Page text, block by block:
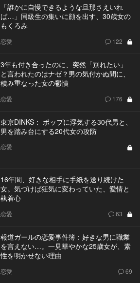
「誰かに自慢できるような旦那さえいれ
ば…」同級生の集いに顔を出す、30歳女の
もくろみ
恋愛 122
3年も付き合ったのに、突然「別れたい」
と言われたのはナゼ？男の気付かぬ間に、
積み重なった女の鬱憤
恋愛 176
東京DINKS： ポップに浮気する30代男と、
男を踏み台にする20代女の攻防
恋愛
16年間、好きな相手に手紙を送り続けた
女。気づけば狂気に変わっていた、愛情と
執着心
恋愛 63
報道ガールの恋愛事件簿：好きな男に職業
を言えない…。一見華やかな25歳女が、素
性を明かせない理由
恋愛 69